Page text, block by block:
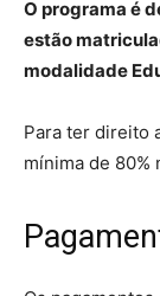
O programa é
estão
modalidade
Para ter direito
mínima de 80%